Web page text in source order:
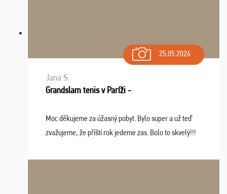
25.05.2026
Jana S.
Grandslam tenis v Paríži -
Moc děkujeme za úžasný pobyt. Bylo super a už teď
zvažujeme, že příští rok jedeme zas. Bolo to skvelý!!!